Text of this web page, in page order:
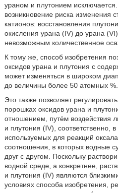
ураном и плутонием
возникновение риска изменения
катионов: восстановления
окисления урана (IV) до урана
невозможным количественное
К тому же, способ изобретения
оксидов урана и плутония с
может изменяться в широком
до величины более 50 атомных %.
Это также позволяет
порошках оксидов урана и
отношением, путём воздействия
и плутония (IV), соответственно,
используемых для реакций
соотношения, в которых водные
друг с другом. Поскольку
водной среде, а конкретнее,
и плутония (IV) являются
условиях способа изобретения,